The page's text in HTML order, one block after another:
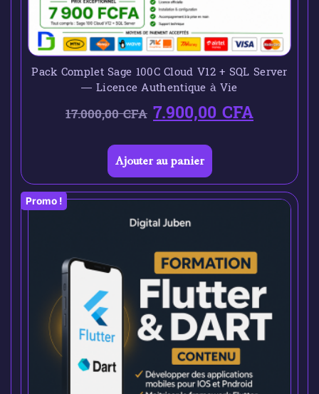
Pack Complet Sage 100C Cloud V12 + SQL Server
— Licence Authentique à Vie
17.000,00CFA 7.900,00CFA
Ajouter au panier
Promo !